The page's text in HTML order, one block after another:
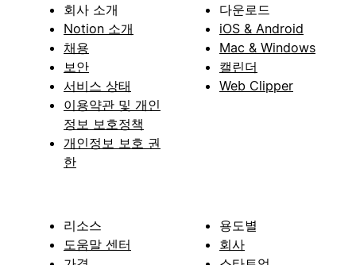
회사 소개
Notion 소개
채용
보안
서비스 상태
이용약관 및 개인
정보 보호정책
개인정보 보호 권
한
다운로드
iOS & Android
Mac & Windows
캘린더
Web Clipper
리소스
도움말 센터
용도별
회사